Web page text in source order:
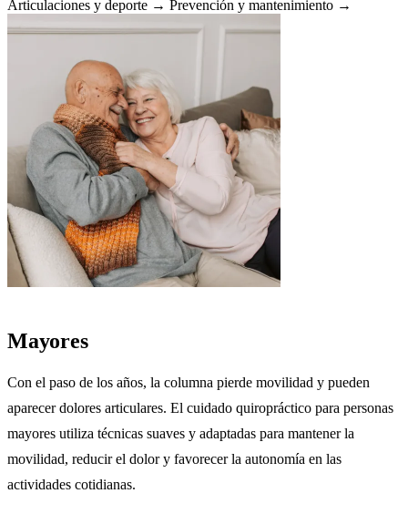
Articulaciones y deporte → Prevención y mantenimiento →
Mayores
Con el paso de los años, la columna pierde movilidad y pueden
aparecer dolores articulares. El cuidado quiropráctico para personas
mayores utiliza técnicas suaves y adaptadas para mantener la
movilidad, reducir el dolor y favorecer la autonomía en las
actividades cotidianas.